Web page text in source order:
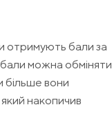
отримують бали за
можна обміняти
більше вони
накопичив